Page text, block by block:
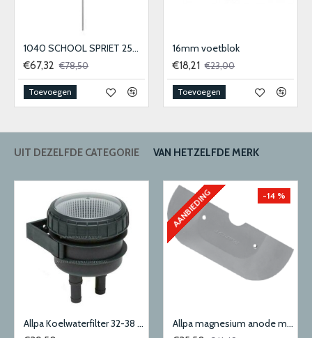
1040 SCHOOL SPRIET 25MM
€67,32 €78,50
Toevoegen
16mm voetblok
€18,21 €23,00
Toevoegen
UIT DEZELFDE CATEGORIE VAN HETZELFDE MERK
Allpa Koelwaterfilter 32-38 mm 300 Liter
AANBIEDING -14 %
Allpa magnesium anode mercruiser-sterndrive